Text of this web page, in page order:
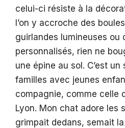
celui-ci résiste à la
l’on y accroche des
guirlandes lumineuses ou
personnalisés, rien ne
une épine au sol. C’est
familles avec jeunes
compagnie, comme celle
Lyon. Mon chat adore les
grimpait dedans, semait